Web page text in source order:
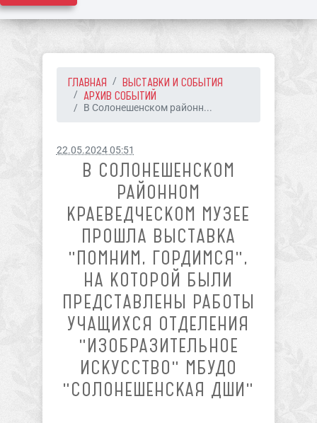
ГЛАВНАЯ
ВЫСТАВКИ И СОБЫТИЯ
АРХИВ СОБЫТИЙ
В Солонешенском районн...
22.05.2024 05:51
В СОЛОНЕШЕНСКОМ
РАЙОННОМ
КРАЕВЕДЧЕСКОМ МУЗЕЕ
ПРОШЛА ВЫСТАВКА
"ПОМНИМ, ГОРДИМСЯ",
НА КОТОРОЙ БЫЛИ
ПРЕДСТАВЛЕНЫ РАБОТЫ
УЧАЩИХСЯ ОТДЕЛЕНИЯ
"ИЗОБРАЗИТЕЛЬНОЕ
ИСКУССТВО" МБУДО
"СОЛОНЕШЕНСКАЯ ДШИ"